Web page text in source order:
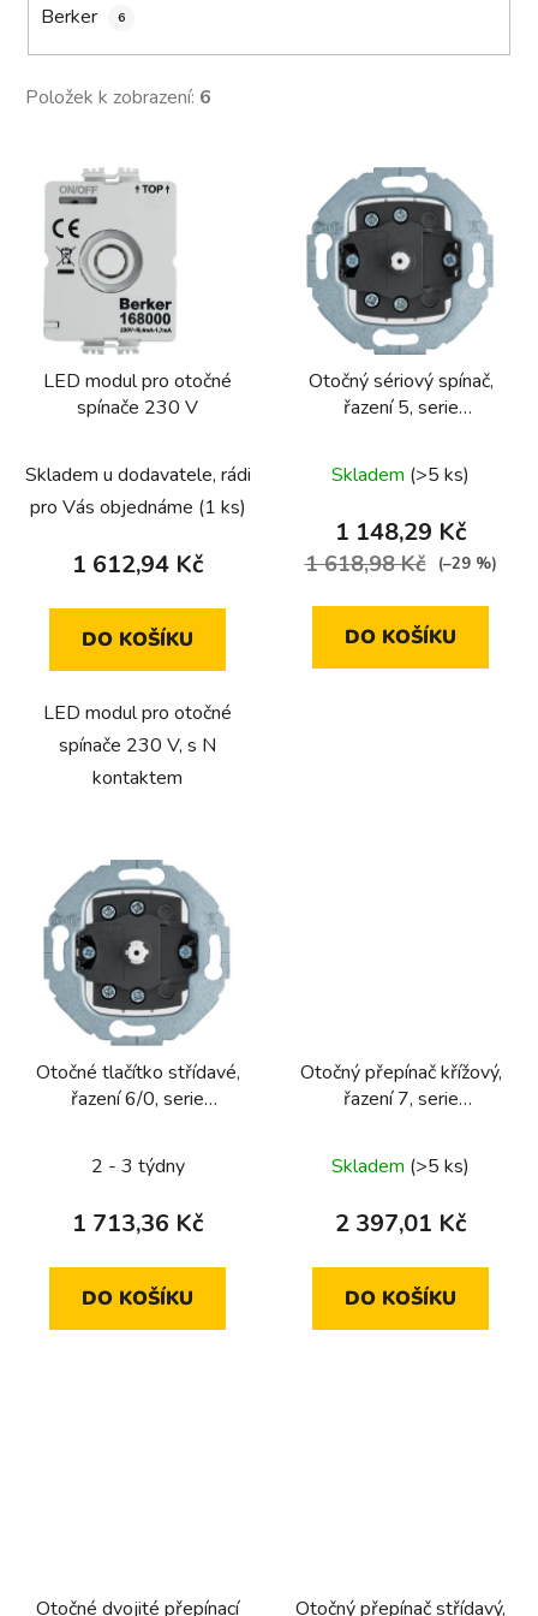
Berker 6
Položek k zobrazení: 6
k
LED modul pro otočné
spínače 230 V
Skladem u dodavatele, rádi
pro Vás objednáme (1 ks)
1 612,94 Kč
DO KOŠÍKU
LED modul pro otočné
spínače 230 V, s N
kontaktem
Otočný sériový spínač,
řazení 5, serie
Skladem (>5 ks)
1 148,29 Kč
1 618,98 Kč (–29 %)
DO KOŠÍKU
Otočné tlačítko střídavé,
řazení 6/0, serie
2 - 3 týdny
1 713,36 Kč
DO KOŠÍKU
Otočný přepínač křížový,
řazení 7, serie
Skladem (>5 ks)
2 397,01 Kč
DO KOŠÍKU
Otočné dvojité přepínací Otočný přepínač střídavý,